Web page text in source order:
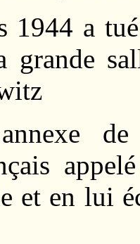
1944 a
grande
et en lui